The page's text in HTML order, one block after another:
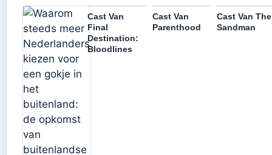
Cast Van
Final
Destination:
Bloodlines
Cast Van
Parenthood
Cast Van The
Sandman